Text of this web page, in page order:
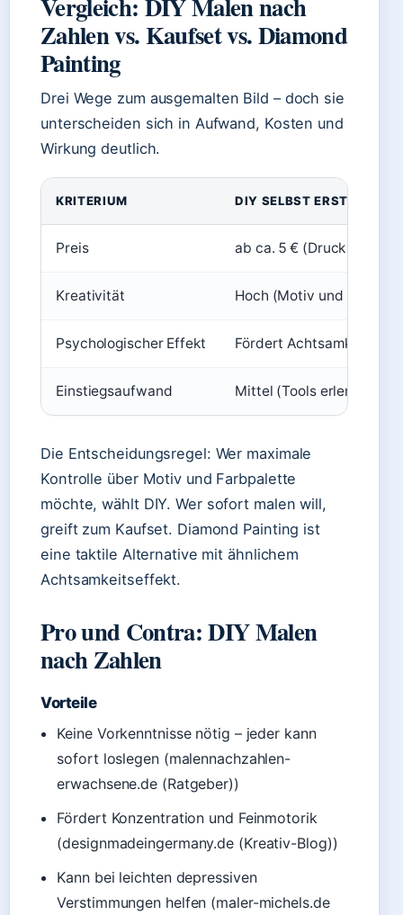
Zahlen vs. Kaufset vs. Diamond
Painting
Drei Wege zum ausgemalten Bild – doch sie
unterscheiden sich in Aufwand, Kosten und
Wirkung deutlich.
KRITERIUM DIY SELBST ERSTELLT
Preis ab ca. 5 € (Druck +
Kreativität Hoch (Motiv und Farben
Psychologischer Effekt Fördert Achtsamkeit
Einstiegsaufwand Mittel (Tools erlernen,
Die Entscheidungsregel: Wer maximale
Kontrolle über Motiv und Farbpalette
möchte, wählt DIY. Wer sofort malen will,
greift zum Kaufset. Diamond Painting ist
eine taktile Alternative mit ähnlichem
Achtsamkeitseffekt.
Pro und Contra: DIY Malen
nach Zahlen
Vorteile
Keine Vorkenntnisse nötig – jeder kann
sofort loslegen (malennachzahlen-
erwachsene.de (Ratgeber))
Fördert Konzentration und Feinmotorik
(designmadeingermany.de (Kreativ-Blog))
Kann bei leichten depressiven
Verstimmungen helfen (maler-michels.de